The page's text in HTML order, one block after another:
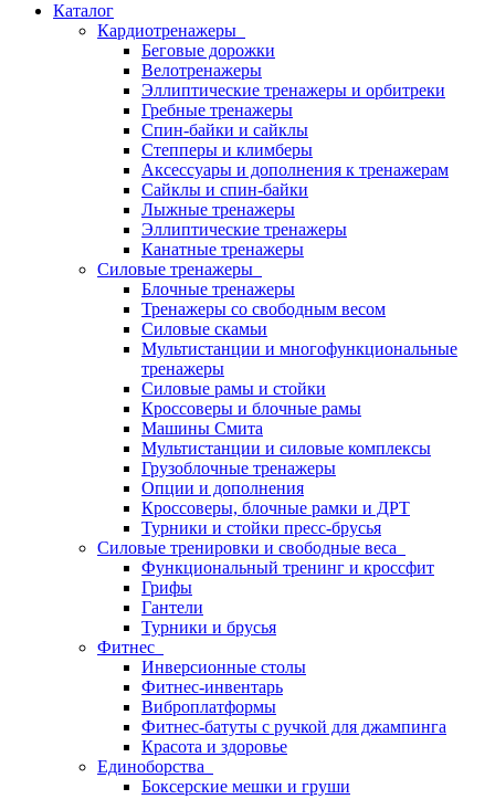
Каталог
Кардиотренажеры
Беговые дорожки
Велотренажеры
Эллиптические тренажеры и орбитреки
Гребные тренажеры
Спин-байки и сайклы
Степперы и климберы
Аксессуары и дополнения к тренажерам
Сайклы и спин-байки
Лыжные тренажеры
Эллиптические тренажеры
Канатные тренажеры
Силовые тренажеры
Блочные тренажеры
Тренажеры со свободным весом
Силовые скамьи
Мультистанции и многофункциональные
тренажеры
Силовые рамы и стойки
Кроссоверы и блочные рамы
Машины Смита
Мультистанции и силовые комплексы
Грузоблочные тренажеры
Опции и дополнения
Кроссоверы, блочные рамки и ДРТ
Турники и стойки пресс-брусья
Силовые тренировки и свободные веса
Функциональный тренинг и кроссфит
Грифы
Гантели
Турники и брусья
Фитнес
Инверсионные столы
Фитнес-инвентарь
Виброплатформы
Фитнес-батуты с ручкой для джампинга
Красота и здоровье
Единоборства
Боксерские мешки и груши